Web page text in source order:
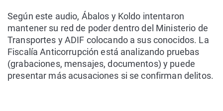
Según este audio, Ábalos y Koldo intentaron
mantener su red de poder dentro del Ministerio de
Transportes y ADIF colocando a sus conocidos. La
Fiscalía Anticorrupción está analizando pruebas
(grabaciones, mensajes, documentos) y puede
presentar más acusaciones si se confirman delitos.